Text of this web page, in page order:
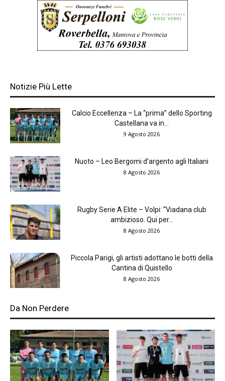
Notizie Più Lette
Calcio Eccellenza – La “prima” dello Sporting
Castellana va in...
9 Agosto 2026
Nuoto – Leo Bergomi d’argento agli Italiani
8 Agosto 2026
Rugby Serie A Elite – Volpi: “Viadana club
ambizioso. Qui per...
8 Agosto 2026
Piccola Parigi, gli artisti adottano le botti della
Cantina di Quistello
8 Agosto 2026
Da Non Perdere